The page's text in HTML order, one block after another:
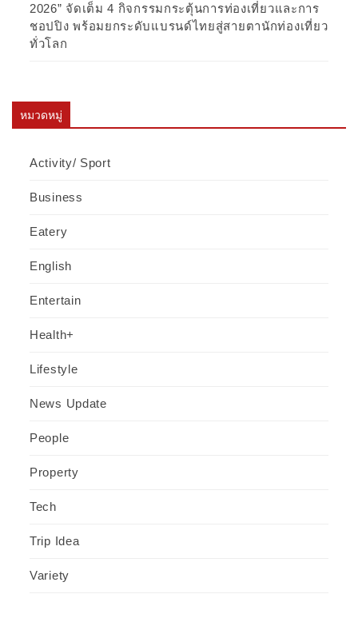
2026” จัดเต็ม 4 กิจกรรมกระตุ้นการท่องเที่ยวและการ
ชอปปิง พร้อมยกระดับแบรนด์ไทยสู่สายตานักท่องเที่ยว
ทั่วโลก
หมวดหมู่
Activity/ Sport
Business
Eatery
English
Entertain
Health+
Lifestyle
News Update
People
Property
Tech
Trip Idea
Variety